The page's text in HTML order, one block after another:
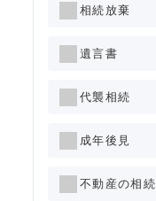
相続放棄
遺言書
代襲相続
成年後見
不動産の相続